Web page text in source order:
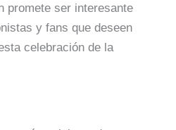
promete ser interesante
y fans que deseen
celebración de la